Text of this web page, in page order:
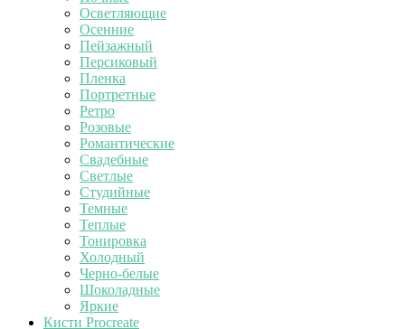
Осветляющие
Осенние
Пейзажный
Персиковый
Пленка
Портретные
Ретро
Розовые
Романтические
Свадебные
Светлые
Студийные
Темные
Теплые
Тонировка
Холодный
Черно-белые
Шоколадные
Яркие
Кисти Procreate